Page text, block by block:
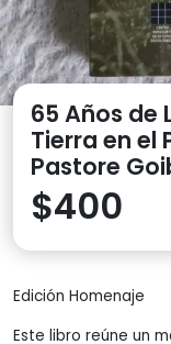
65 Años de
Tierra en el
Pastore
$400
Edición Homenaje
Este libro reúne un